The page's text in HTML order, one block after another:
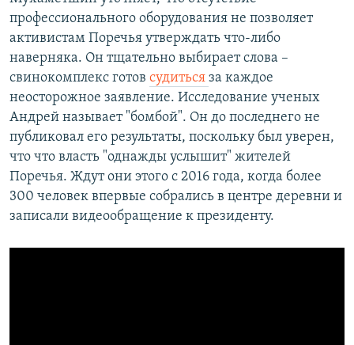
профессионального оборудования не позволяет
активистам Поречья утверждать что-либо
наверняка. Он тщательно выбирает слова –
свинокомплекс готов судиться за каждое
неосторожное заявление. Исследование ученых
Андрей называет "бомбой". Он до последнего не
публиковал его результаты, поскольку был уверен,
что что власть "однажды услышит" жителей
Поречья. Ждут они этого с 2016 года, когда более
300 человек впервые собрались в центре деревни и
записали видеообращение к президенту.